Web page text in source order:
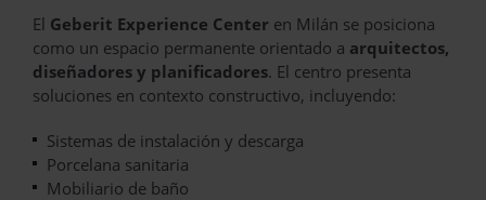
El Geberit Experience Center en Milán se posiciona
como un espacio permanente orientado a arquitectos,
diseñadores y planificadores. El centro presenta
soluciones en contexto constructivo, incluyendo:
Sistemas de instalación y descarga
Porcelana sanitaria
Mobiliario de baño